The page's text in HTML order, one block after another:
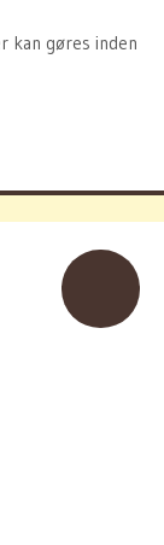
kan gøres inden